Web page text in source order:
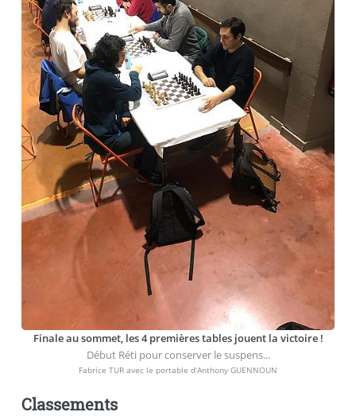
Finale au sommet, les 4 premières tables jouent la victoire !
Début Réti pour conserver le suspens...
Fabrice TUR avec le portable d’Anthony GUENNOUN
Classements